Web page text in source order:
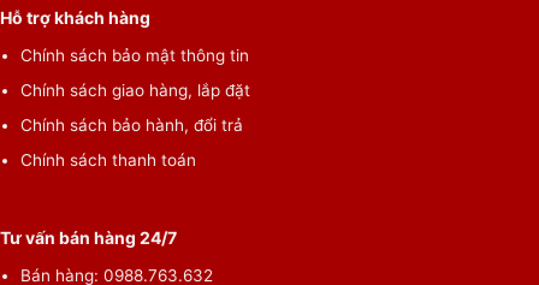
Hỗ trợ khách hàng
Chính sách bảo mật thông tin
Chính sách giao hàng, lắp đặt
Chính sách bảo hành, đổi trả
Chính sách thanh toán
Tư vấn bán hàng 24/7
Bán hàng:0988.763.632